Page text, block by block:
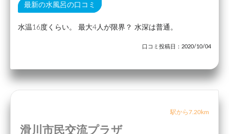
最新の水風呂の口コミ
水温16度くらい。 最大4人が限界？ 水深は普通。
口コミ投稿日：2020/10/04
駅から7.20km
滑川市民交流プラザ